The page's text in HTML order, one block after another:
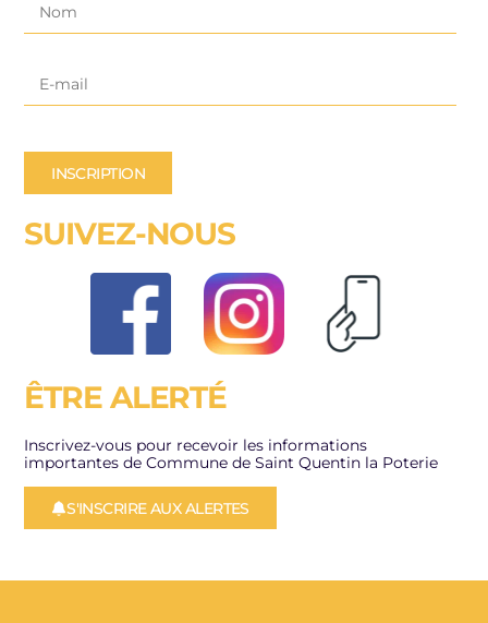
INSCRIPTION
SUIVEZ-NOUS
ÊTRE ALERTÉ
Inscrivez-vous pour recevoir les informations
importantes de Commune de Saint Quentin la Poterie
S'INSCRIRE AUX ALERTES